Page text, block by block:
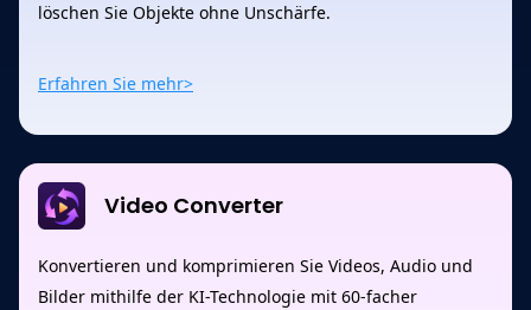
löschen Sie Objekte ohne Unschärfe.
Erfahren Sie mehr>
Video Converter
Konvertieren und komprimieren Sie Videos, Audio und
Bilder mithilfe der KI-Technologie mit 60-facher